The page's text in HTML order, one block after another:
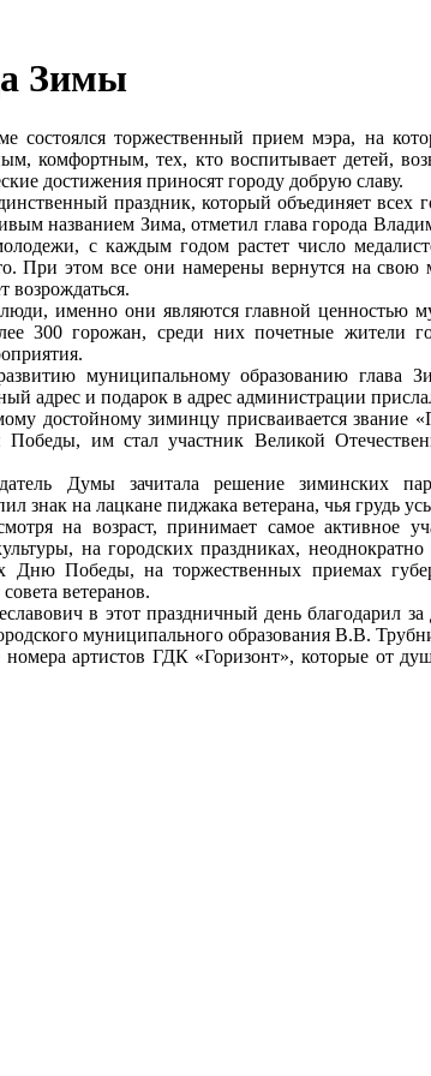
Зимы
состоялся торжественный прием мэра, на
комфортным, тех, кто воспитывает детей,
достижения приносят городу добрую славу.
праздник, который объединяет
названием Зима, отметил глава города
с каждым годом растет число
При этом все они намерены вернутся на
возрождаться.
именно они являются главной ценностью
300 горожан, среди них почетные жители
муниципальному образованию глава
адрес и подарок в адрес администрации
достойному зиминцу присваивается звание
Победы, им стал участник Великой
Думы зачитала решение зиминских
знак на лацкане пиджака ветерана, чья грудь
на возраст, принимает самое активное
на городских праздниках,
Дню Победы, на торжественных приемах
ветеранов.
в этот праздничный день благодарил за
муниципального образования В.В.
артистов ГДК «Горизонт», которые от